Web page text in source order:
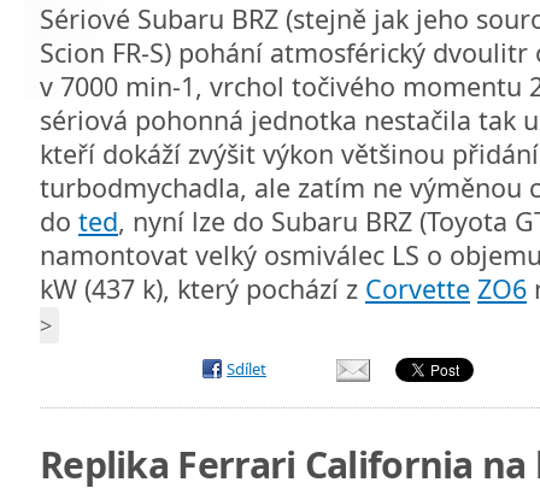
Sériové Subaru BRZ (stejně jak jeho
Scion FR-S) pohání atmosférický dvoulitr
v 7000 min-1, vrchol točivého momentu
sériová pohonná jednotka nestačila tak
kteří dokáží zvýšit výkon většinou
turbodmychadla, ale zatím ne výměnou
do ted, nyní lze do Subaru BRZ (Toyota
namontovat velký osmiválec LS o
kW (437 k), který pochází z Corvette ZO6
>
Sdílet
Replika Ferrari California na